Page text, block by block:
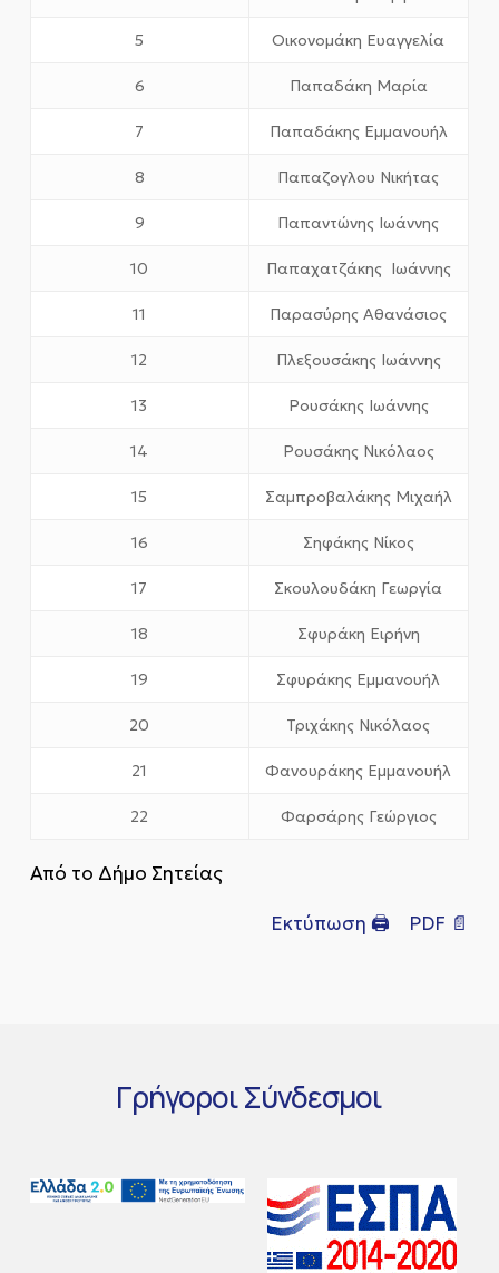
5 Οικονομάκη Ευαγγελία
6 Παπαδάκη Μαρία
7 Παπαδάκης Εμμανουήλ
8 Παπαζογλου Νικήτας
9 Παπαντώνης Ιωάννης
10 Παπαχατζάκης Ιωάννης
11 Παρασύρης Αθανάσιος
12 Πλεξουσάκης Ιωάννης
13 Ρουσάκης Ιωάννης
14 Ρουσάκης Νικόλαος
15 Σαμπροβαλάκης Μιχαήλ
16 Σηφάκης Νίκος
17 Σκουλουδάκη Γεωργία
18 Σφυράκη Ειρήνη
19 Σφυράκης Εμμανουήλ
20 Τριχάκης Νικόλαος
21 Φανουράκης Εμμανουήλ
22 Φαρσάρης Γεώργιος
Από το Δήμο Σητείας
Εκτύπωση 🖨 PDF 📄
ΓρήγοροιΣύνδεσμοι